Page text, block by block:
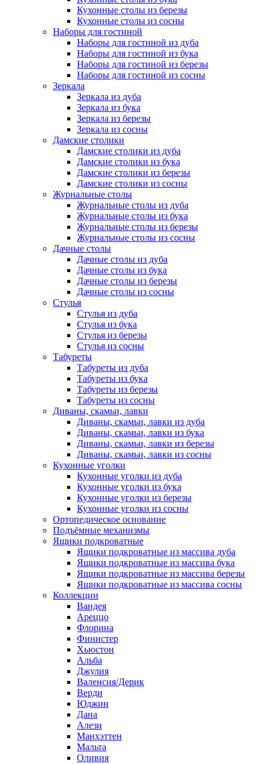
Кухонные столы из березы
Кухонные столы из сосны
Наборы для гостиной
Наборы для гостиной из дуба
Наборы для гостиной из бука
Наборы для гостиной из березы
Наборы для гостиной из сосны
Зеркала
Зеркала из дуба
Зеркала из бука
Зеркала из березы
Зеркала из сосны
Дамские столики
Дамские столики из дуба
Дамские столики из бука
Дамские столики из березы
Дамские столики из сосны
Журнальные столы
Журнальные столы из дуба
Журнальные столы из бука
Журнальные столы из березы
Журнальные столы из сосны
Дачные столы
Дачные столы из дуба
Дачные столы из бука
Дачные столы из березы
Дачные столы из сосны
Стулья
Стулья из дуба
Стулья из бука
Стулья из березы
Стулья из сосны
Табуреты
Табуреты из дуба
Табуреты из бука
Табуреты из березы
Табуреты из сосны
Диваны, скамьи, лавки
Диваны, скамьи, лавки из дуба
Диваны, скамьи, лавки из бука
Диваны, скамьи, лавки из березы
Диваны, скамьи, лавки из сосны
Кухонные уголки
Кухонные уголки из дуба
Кухонные уголки из бука
Кухонные уголки из березы
Кухонные уголки из сосны
Ортопедическое основание
Подъёмные механизмы
Ящики подкроватные
Ящики подкроватные из массива дуба
Ящики подкроватные из массива бука
Ящики подкроватные из массива березы
Ящики подкроватные из массива сосны
Коллекции
Вандея
Ареццо
Флорина
Финистер
Хьюстон
Альба
Джулия
Валенсия/Дерик
Верди
Юджин
Дана
Алези
Манхэттен
Мальта
Оливия